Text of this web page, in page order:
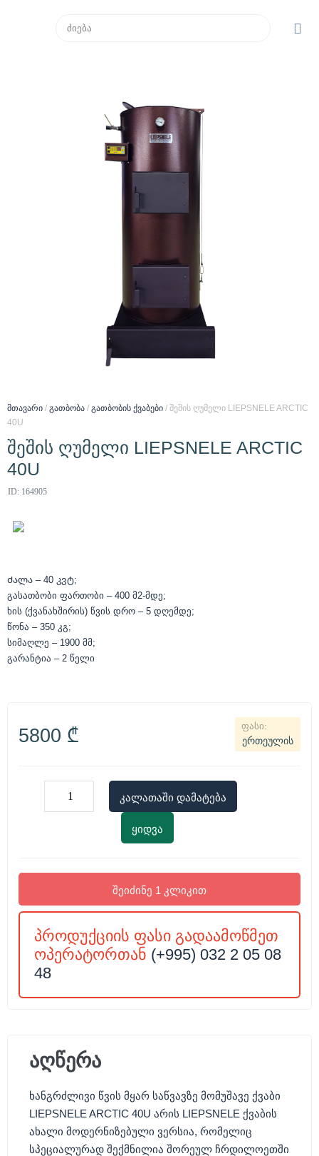
მთავარი / გათბობა / გათბობის ქვაბები / შეშის ღუმელი LIEPSNELE ARCTIC
40U
შეშის ღუმელი LIEPSNELE ARCTIC
40U
ID: 164905
Ძალა – 40 კვტ;
გასათბობი ფართობი – 400 მ2-მდე;
ხის (ქვანახშირის) წვის დრო – 5 დღემდე;
წონა – 350 კგ;
სიმაღლე – 1900 მმ;
გარანტია – 2 წელი
5800 ₾ ერთეულის
კალათაში დამატება
ყიდვა
შეიძინე 1 კლიკით
პროდუქციის ფასი გადაამოწმეთ
ოპერატორთან (+995) 032 2 05 08
48
აღწერა
ხანგრძლივი წვის მყარ საწვავზე მომუშავე ქვაბი
LIEPSNELE ARCTIC 40U არის LIEPSNELE ქვაბის
ახალი მოდერნიზებული ვერსია, რომელიც
სპეციალურად შექმნილია შორეულ ჩრდილოეთში